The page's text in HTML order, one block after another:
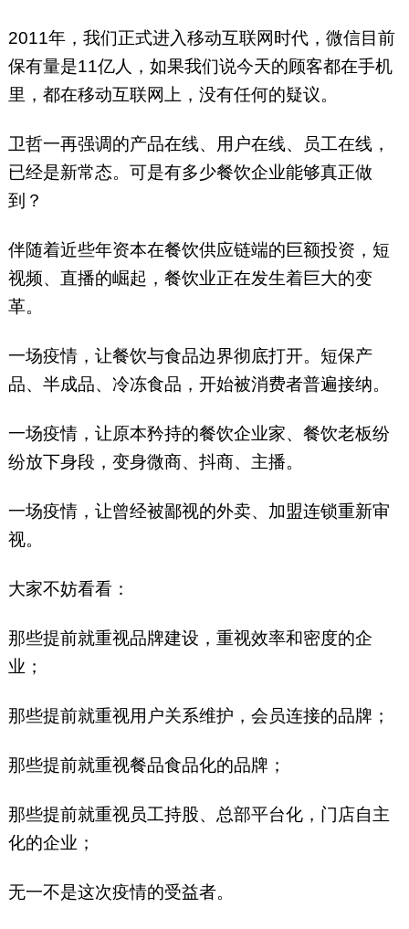
2011年，我们正式进入移动互联网时代，微信目前
保有量是11亿人，如果我们说今天的顾客都在手机
里，都在移动互联网上，没有任何的疑议。
卫哲一再强调的产品在线、用户在线、员工在线，
已经是新常态。可是有多少餐饮企业能够真正做
到？
伴随着近些年资本在餐饮供应链端的巨额投资，短
视频、直播的崛起，餐饮业正在发生着巨大的变
革。
一场疫情，让餐饮与食品边界彻底打开。短保产
品、半成品、冷冻食品，开始被消费者普遍接纳。
一场疫情，让原本矜持的餐饮企业家、餐饮老板纷
纷放下身段，变身微商、抖商、主播。
一场疫情，让曾经被鄙视的外卖、加盟连锁重新审
视。
大家不妨看看：
那些提前就重视品牌建设，重视效率和密度的企
业；
那些提前就重视用户关系维护，会员连接的品牌；
那些提前就重视餐品食品化的品牌；
那些提前就重视员工持股、总部平台化，门店自主
化的企业；
无一不是这次疫情的受益者。